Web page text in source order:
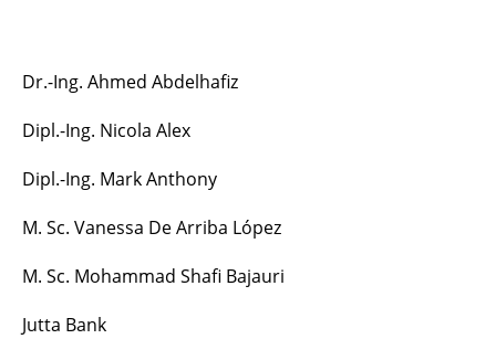
Karam Mawas
Dr.-Ing. Ahmed Abdelhafiz
Dipl.-Ing. Nicola Alex
Dipl.-Ing. Mark Anthony
M. Sc. Vanessa De Arriba López
M. Sc. Mohammad Shafi Bajauri
Jutta Bank